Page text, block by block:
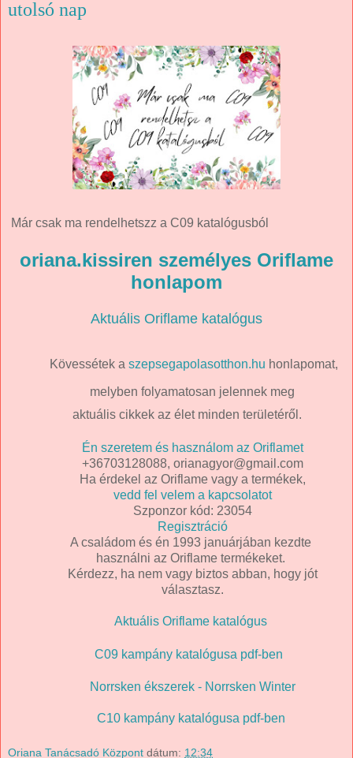
utolsó nap
Már csak ma rendelhetszz a C09 katalógusból
oriana.kissiren személyes Oriflame
honlapom
Aktuális Oriflame katalógus
Kövessétek a szepsegapolasotthon.hu honlapomat,
melyben folyamatosan jelennek meg
aktuális cikkek az élet minden területéről.
Én szeretem és használom az Oriflamet
+36703128088, orianagyor@gmail.com
Ha érdekel az Oriflame vagy a termékek,
vedd fel velem a kapcsolatot
Szponzor kód: 23054
Regisztráció
A családom és én 1993 januárjában kezdte
használni az Oriflame termékeket.
Kérdezz, ha nem vagy biztos abban, hogy jót
választasz.
Aktuális Oriflame katalógus
C09 kampány katalógusa pdf-ben
Norrsken ékszerek - Norrsken Winter
C10 kampány katalógusa pdf-ben
Oriana Tanácsadó Központ dátum: 12:34